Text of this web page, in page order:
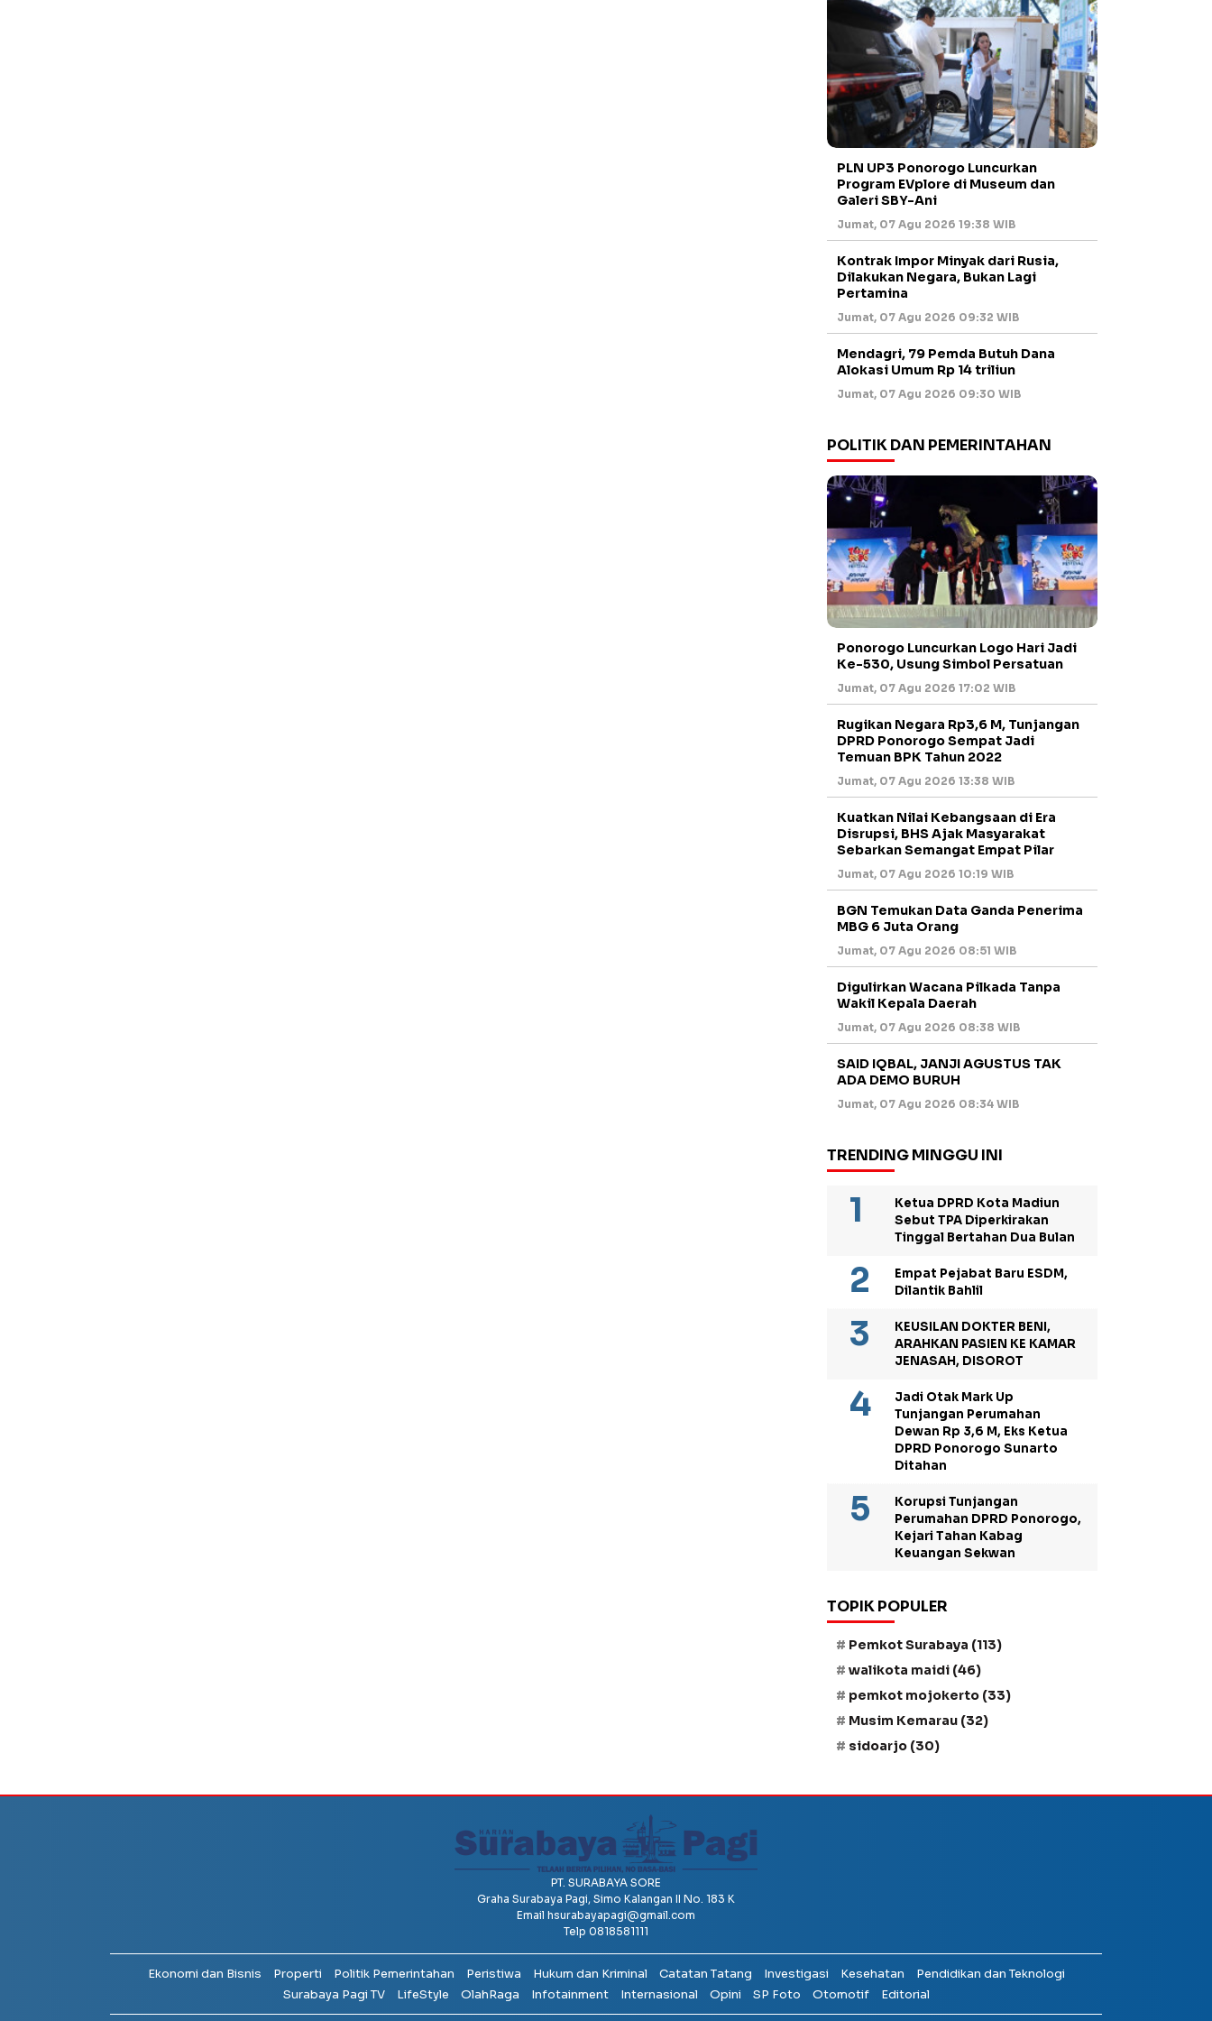
PLN UP3 Ponorogo Luncurkan
Program EVplore di Museum dan
Galeri SBY-Ani
Jumat, 07 Agu 2026 19:38 WIB
Kontrak Impor Minyak dari Rusia,
Dilakukan Negara, Bukan Lagi
Pertamina
Jumat, 07 Agu 2026 09:32 WIB
Mendagri, 79 Pemda Butuh Dana
Alokasi Umum Rp 14 triliun
Jumat, 07 Agu 2026 09:30 WIB
POLITIK DAN PEMERINTAHAN
Ponorogo Luncurkan Logo Hari Jadi
Ke-530, Usung Simbol Persatuan
Jumat, 07 Agu 2026 17:02 WIB
Rugikan Negara Rp3,6 M, Tunjangan
DPRD Ponorogo Sempat Jadi
Temuan BPK Tahun 2022
Jumat, 07 Agu 2026 13:38 WIB
Kuatkan Nilai Kebangsaan di Era
Disrupsi, BHS Ajak Masyarakat
Sebarkan Semangat Empat Pilar
Jumat, 07 Agu 2026 10:19 WIB
BGN Temukan Data Ganda Penerima
MBG 6 Juta Orang
Jumat, 07 Agu 2026 08:51 WIB
Digulirkan Wacana Pilkada Tanpa
Wakil Kepala Daerah
Jumat, 07 Agu 2026 08:38 WIB
SAID IQBAL, JANJI AGUSTUS TAK
ADA DEMO BURUH
Jumat, 07 Agu 2026 08:34 WIB
TRENDING MINGGU INI
Ketua DPRD Kota Madiun
Sebut TPA Diperkirakan
Tinggal Bertahan Dua Bulan
Empat Pejabat Baru ESDM,
Dilantik Bahlil
KEUSILAN DOKTER BENI,
ARAHKAN PASIEN KE KAMAR
JENASAH, DISOROT
Jadi Otak Mark Up
Tunjangan Perumahan
Dewan Rp 3,6 M, Eks Ketua
DPRD Ponorogo Sunarto
Ditahan
Korupsi Tunjangan
Perumahan DPRD Ponorogo,
Kejari Tahan Kabag
Keuangan Sekwan
TOPIK POPULER
Pemkot Surabaya (113)
walikota maidi (46)
pemkot mojokerto (33)
Musim Kemarau (32)
sidoarjo (30)
PT. SURABAYA SORE
Graha Surabaya Pagi, Simo Kalangan II No. 183 K
Email hsurabayapagi@gmail.com
Telp 0818581111
Ekonomi dan Bisnis Properti Politik Pemerintahan Peristiwa Hukum dan Kriminal Catatan Tatang Investigasi Kesehatan
Pendidikan dan Teknologi
Surabaya Pagi TV
LifeStyle OlahRaga Infotainment Internasional Opini SP Foto Otomotif Editorial